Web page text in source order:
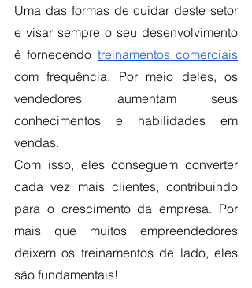
Uma das formas de cuidar deste setor
e visar sempre o seu desenvolvimento
é fornecendo treinamentos comerciais
com frequência. Por meio deles, os
vendedores aumentam seus
conhecimentos e habilidades em
vendas.
Com isso, eles conseguem converter
cada vez mais clientes, contribuindo
para o crescimento da empresa. Por
mais que muitos empreendedores
deixem os treinamentos de lado, eles
são fundamentais!